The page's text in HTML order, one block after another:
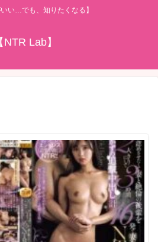
いい…でも、知りたくなる】
【NTR Lab】